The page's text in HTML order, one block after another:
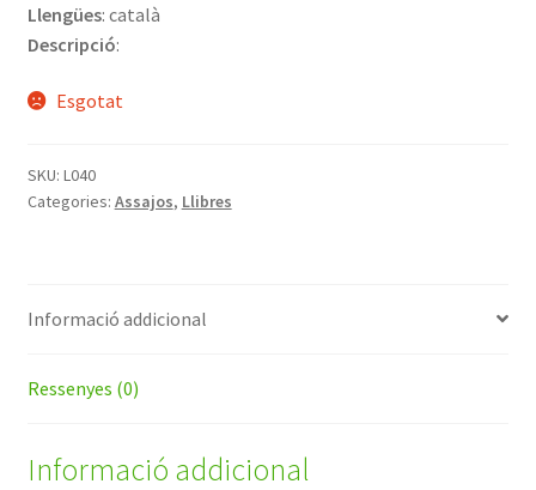
Llengües: català
Descripció:
Esgotat
SKU: L040
Categories: Assajos, Llibres
Informació addicional
Ressenyes (0)
Informació addicional